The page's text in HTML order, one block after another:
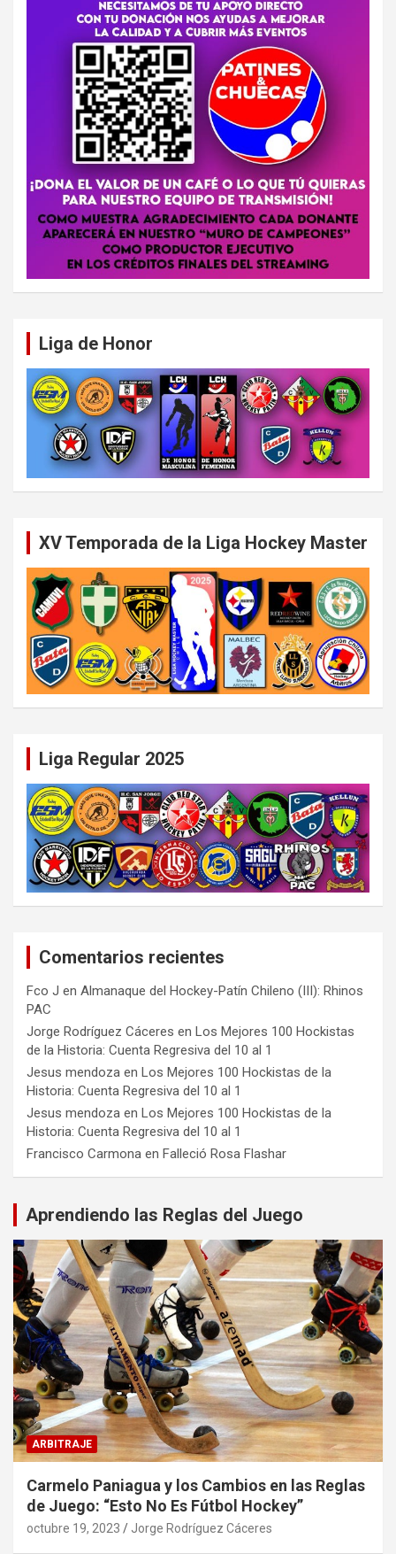
Liga de Honor
XV Temporada de la Liga Hockey Master
Liga Regular 2025
Comentarios recientes
Fco J en Almanaque del Hockey-Patín Chileno (III): Rhinos
PAC
Jorge Rodríguez Cáceres en Los Mejores 100 Hockistas
de la Historia: Cuenta Regresiva del 10 al 1
Jesus mendoza en Los Mejores 100 Hockistas de la
Historia: Cuenta Regresiva del 10 al 1
Jesus mendoza en Los Mejores 100 Hockistas de la
Historia: Cuenta Regresiva del 10 al 1
Francisco Carmona en Falleció Rosa Flashar
Aprendiendo las Reglas del Juego
ARBITRAJE
Carmelo Paniagua y los Cambios en las Reglas
de Juego: “Esto No Es Fútbol Hockey”
octubre 19, 2023 Jorge Rodríguez Cáceres